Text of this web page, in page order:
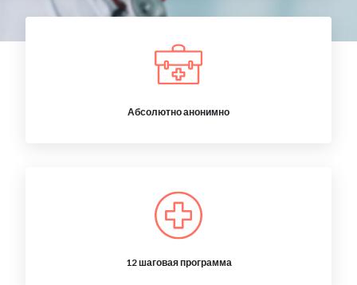
Абсолютно анонимно
12 шаговая программа